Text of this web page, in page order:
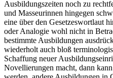
Ausbildungszeiten noch zu
und Masseurinnen hingegen
eine über den Gesetzeswortlaut
oder Analogie wohl nicht in
bestimmte Ausbildungen
wiederholt auch bloß
Schaffung neuer
Novellierungen macht, dann